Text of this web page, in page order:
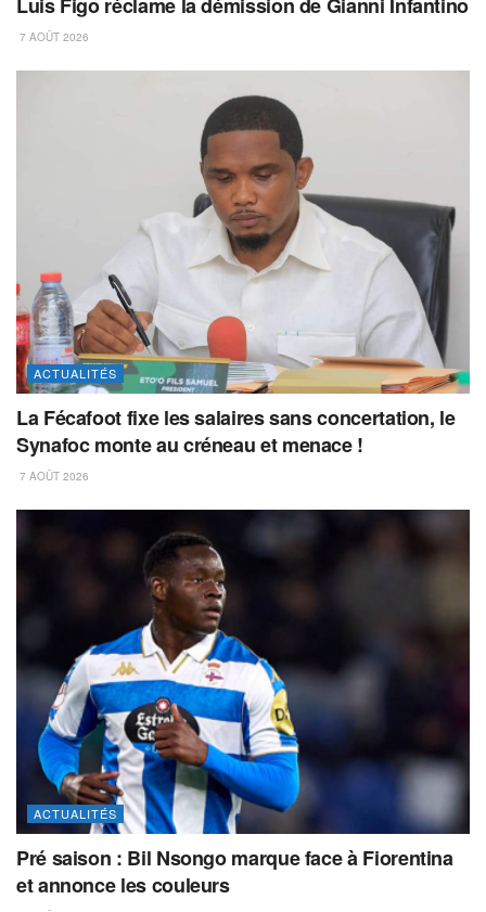
7 AOÛT 2026
ACTUALITÉS
La Fécafoot fixe les salaires sans concertation, le
Synafoc monte au créneau et menace !
7 AOÛT 2026
ACTUALITÉS
Pré saison : Bil Nsongo marque face à Fiorentina
et annonce les couleurs